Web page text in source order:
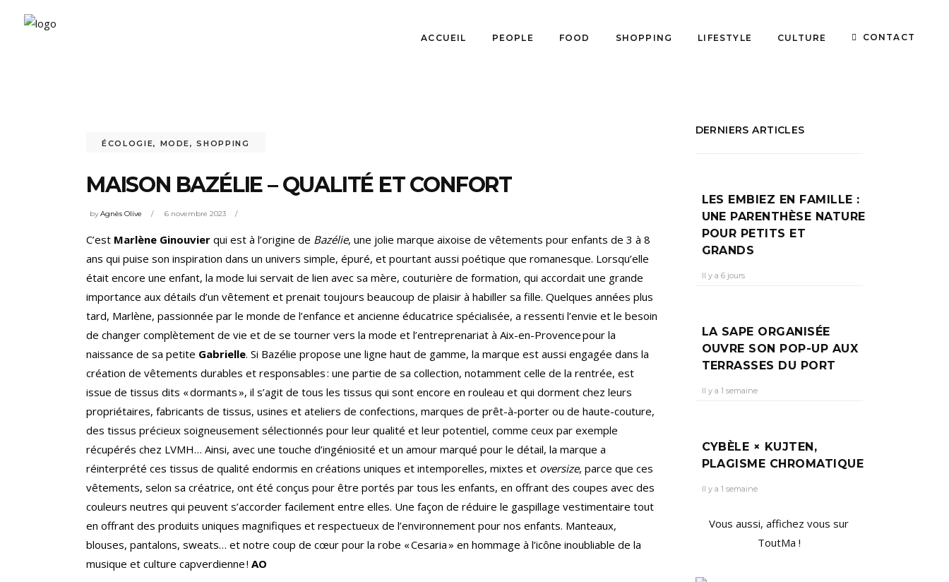
ACCUEIL PEOPLE FOOD SHOPPING LIFESTYLE CULTURE CONTACT
ÉCOLOGIE, MODE,SHOPPING
MAISON BAZÉLIE – QUALITÉ ET CONFORT
byAgnès Olive 6 novembre 2023
C’est Marlène Ginouvier qui est à l’origine de Bazélie, une jolie marque aixoise de vêtements pour enfants de 3 à 8
ans qui puise son inspiration dans un univers simple, épuré, et pourtant aussi poétique que romanesque. Lorsqu’elle
était encore une enfant, la mode lui servait de lien avec sa mère, couturière de formation, qui accordait une grande
importance aux détails d’un vêtement et prenait toujours beaucoup de plaisir à habiller sa fille. Quelques années plus
tard, Marlène, passionnée par le monde de l’enfance et ancienne éducatrice spécialisée, a ressenti l’envie et le besoin
de changer complètement de vie et de se tourner vers la mode et l’entreprenariat à Aix-en-Provence pour la
naissance de sa petite Gabrielle. Si Bazélie propose une ligne haut de gamme, la marque est aussi engagée dans la
création de vêtements durables et responsables : une partie de sa collection, notamment celle de la rentrée, est
issue de tissus dits « dormants », il s’agit de tous les tissus qui sont encore en rouleau et qui dorment chez leurs
propriétaires, fabricants de tissus, usines et ateliers de confections, marques de prêt-à-porter ou de haute-couture,
des tissus précieux soigneusement sélectionnés pour leur qualité et leur potentiel, comme ceux par exemple
récupérés chez LVMH… Ainsi, avec une touche d’ingéniosité et un amour marqué pour le détail, la marque a
réinterprété ces tissus de qualité endormis en créations uniques et intemporelles, mixtes et oversize, parce que ces
vêtements, selon sa créatrice, ont été conçus pour être portés par tous les enfants, en offrant des coupes avec des
couleurs neutres qui peuvent s’accorder facilement entre elles. Une façon de réduire le gaspillage vestimentaire tout
en offrant des produits uniques magnifiques et respectueux de l’environnement pour nos enfants. Manteaux,
blouses, pantalons, sweats… et notre coup de cœur pour la robe « Cesaria » en hommage à l’icône inoubliable de la
musique et culture capverdienne ! AO
DERNIERS ARTICLES
LES EMBIEZ EN FAMILLE :
UNE PARENTHÈSE NATURE
POUR PETITS ET
GRANDS
Il y a 6 jours
LA SAPE ORGANISÉE
OUVRE SON POP-UP AUX
TERRASSES DU PORT
Il y a 1 semaine
CYBÈLE × KUJTEN,
PLAGISME CHROMATIQUE
Il y a 1 semaine
Vous aussi, affichez vous sur
ToutMa !